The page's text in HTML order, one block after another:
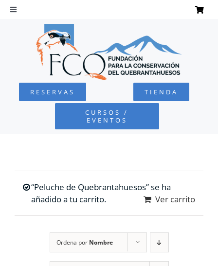
Saltar
Toggle
Navigation
QUEBRANTAHUESOS
FUNDACIÓN
COLABORA
RESERVAS TIENDA
CURSOS /
EVENTOS
“Peluche de Quebrantahuesos” se ha
añadido a tu carrito.
Ver carrito
Ordena por Nombre